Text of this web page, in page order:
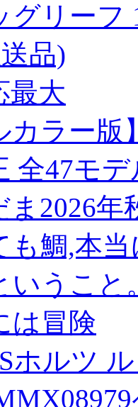
グリーフ
品)
最大
カラー
全47モ
ま2026年
も鯛,本
いうこと。
は冒険
ホルツ